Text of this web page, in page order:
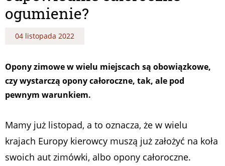
ogumienie?
04 listopada 2022
Opony zimowe w wielu miejscach są obowiązkowe,
czy wystarczą opony całoroczne, tak, ale pod
pewnym warunkiem.
Mamy już listopad, a to oznacza, że w wielu
krajach Europy kierowcy muszą już założyć na koła
swoich aut zimówki, albo opony całoroczne.